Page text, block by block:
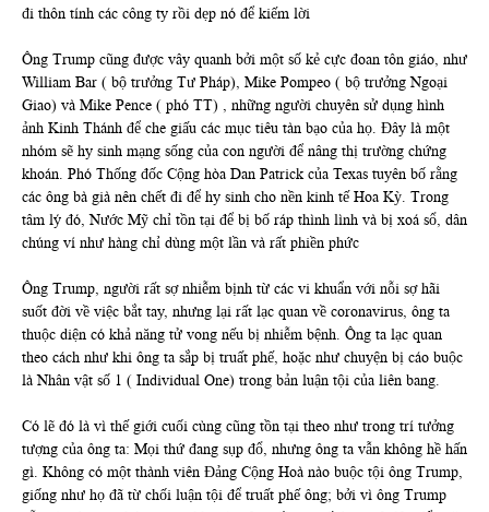
đi thôn tính các công ty rồi dẹp nó để kiếm lời
Ông Trump cũng được vây quanh bởi một số kẻ cực đoan tôn giáo, như
William Bar ( bộ trưởng Tư Pháp), Mike Pompeo ( bộ trưởng Ngoại
Giao) và Mike Pence ( phó TT) , những người chuyên sử dụng hình
ảnh Kinh Thánh để che giấu các mục tiêu tàn bạo của họ. Đây là một
nhóm sẽ hy sinh mạng sống của con người để nâng thị trường chứng
khoán. Phó Thống đốc Cộng hòa Dan Patrick của Texas tuyên bố rằng
các ông bà già nên chết đi để hy sinh cho nền kinh tế Hoa Kỳ. Trong
tâm lý đó, Nước Mỹ chỉ tồn tại để bị bố ráp thình lình và bị xoá sổ, dân
chúng ví như hàng chỉ dùng một lần và rất phiền phức
Ông Trump, người rất sợ nhiễm bịnh từ các vi khuẩn với nỗi sợ hãi
suốt đời về việc bắt tay, nhưng lại rất lạc quan về coronavirus, ông ta
thuộc diện có khả năng tử vong nếu bị nhiễm bệnh. Ông ta lạc quan
theo cách như khi ông ta sắp bị truất phế, hoặc như chuyện bị cáo buộc
là Nhân vật số 1 ( Individual One) trong bản luận tội của liên bang.
Có lẽ đó là vì thế giới cuối cùng cũng tồn tại theo như trong trí tưởng
tượng của ông ta: Mọi thứ đang sụp đổ, nhưng ông ta vẫn không hề hấn
gì. Không có một thành viên Đảng Cộng Hoà nào buộc tội ông Trump,
giống như họ đã từ chối luận tội để truất phế ông; bởi vì ông Trump